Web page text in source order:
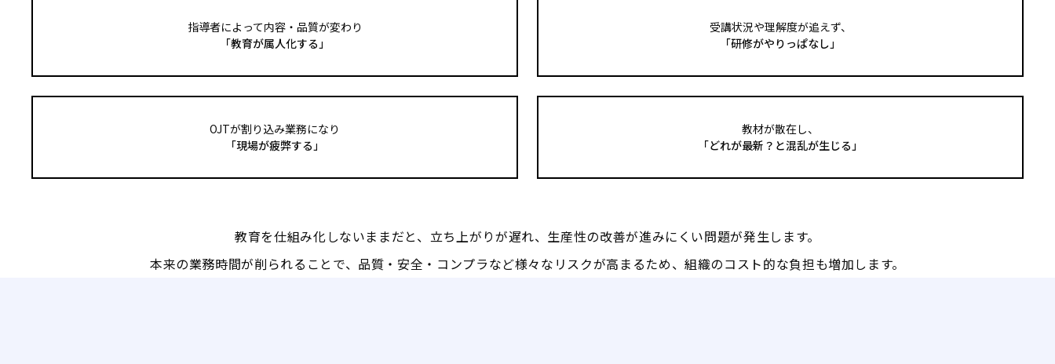
指導者によって内容・品質が変わり
「教育が属人化する」
受講状況や理解度が追えず、
「研修がやりっぱなし」
OJTが割り込み業務になり
「現場が疲弊する」
教材が散在し、
「どれが最新？と混乱が生じる」
教育を仕組み化しないままだと、立ち上がりが遅れ、生産性の改善が進みにくい問題が発生します。
本来の業務時間が削られることで、品質・安全・コンプラなど様々なリスクが高まるため、組織のコスト的な負担も増加します。